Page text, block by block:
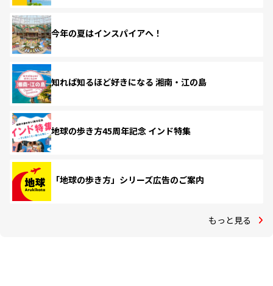
今年の夏はインスパイアへ！
知れば知るほど好きになる 湘南・江の島
地球の歩き方45周年記念 インド特集
「地球の歩き方」シリーズ広告のご案内
もっと見る